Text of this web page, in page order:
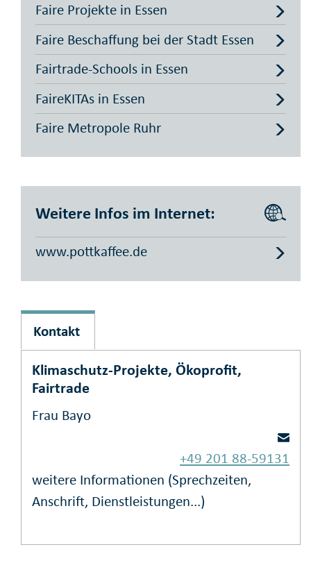
Faire Projekte in Essen
Faire Beschaffung bei der Stadt Essen
Fairtrade-Schools in Essen
FaireKITAs in Essen
Faire Metropole Ruhr
Weitere Infos im Internet:
www.pottkaffee.de
Kontakt
Klimaschutz-Projekte, Ökoprofit,
Fairtrade
Frau Bayo
+49 201 88-59131
weitere Informationen (Sprechzeiten,
Anschrift, Dienstleistungen...)